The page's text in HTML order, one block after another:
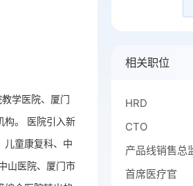
学医院、厦门
构。 医院引入新
儿童康复科、中
山医院、厦门市
相关职位
HRD
CTO
首席医疗官